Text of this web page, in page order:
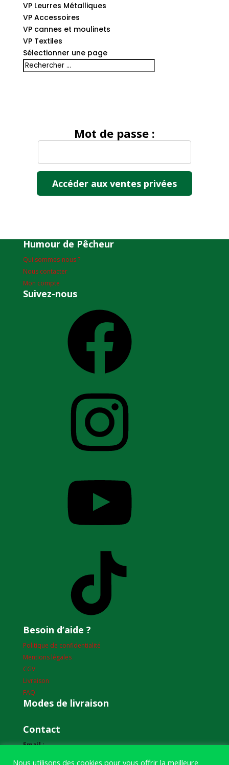
VP Leurres Métalliques
VP Accessoires
VP cannes et moulinets
VP Textiles
Sélectionner une page
Mot de passe :
Humour de Pêcheur
Qui sommes-nous ?
Nous contacter
Mon compte
Suivez-nous
Besoin d’aide ?
Politique de confidentialité
Mentions légales
CGV
Livraison
FAQ
Modes de livraison
Contact
Email :
Nous utilisons des cookies pour vous offrir la meilleure